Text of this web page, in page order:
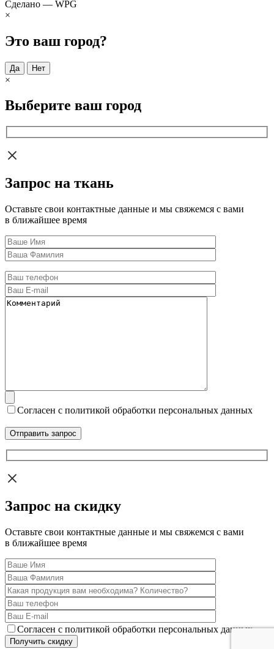
Сделано — WPG
×
Это ваш город?
Да Нет
×
Выберите ваш город
Запрос на ткань
Оставьте свои контактные данные и мы свяжемся с вами
в ближайшее время
Согласен с политикой обработки персональных данных
Запрос на скидку
Оставьте свои контактные данные и мы свяжемся с вами
в ближайшее время
Согласен с политикой обработки персональных данных